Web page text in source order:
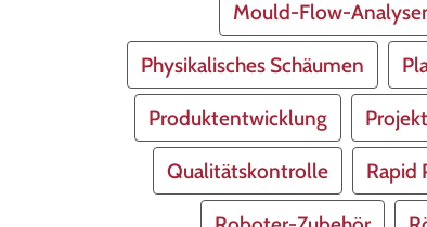
Mould-Flow-
Physikalisches Schäumen
Produktentwicklung
Qualitätskontrolle Rapid